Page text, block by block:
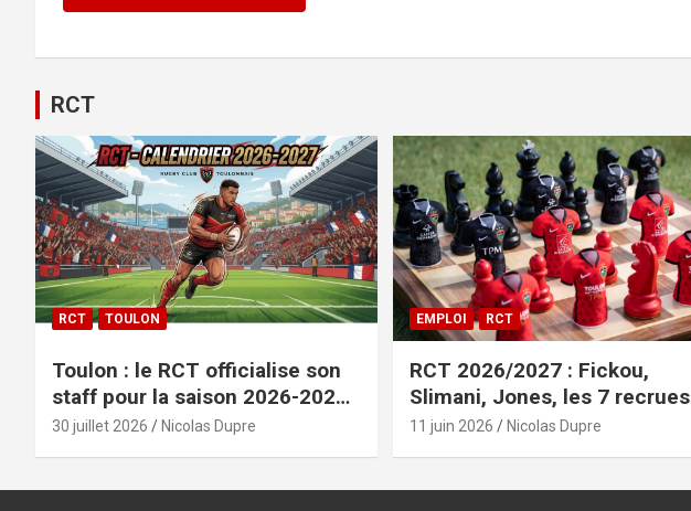
RCT
RCT TOULON
Toulon : le RCT officialise son
staff pour la saison 2026-2027+
le calendrier
30 juillet 2026 Nicolas Dupre
EMPLOI RCT
RCT 2026/2027 : Fickou,
Slimani, Jones, les 7 recrues
officialisées
11 juin 2026 Nicolas Dupre